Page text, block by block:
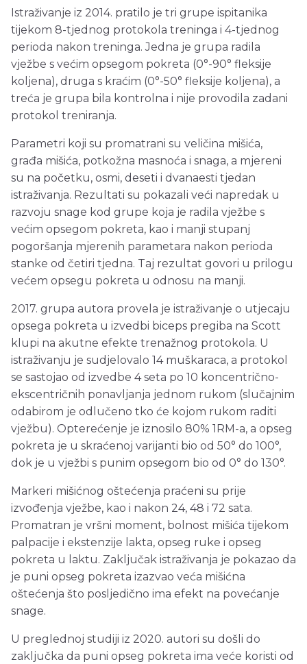
Istraživanje iz 2014. pratilo je tri grupe ispitanika
tijekom 8-tjednog protokola treninga i 4-tjednog
perioda nakon treninga. Jedna je grupa radila
vježbe s većim opsegom pokreta (0°-90° fleksije
koljena), druga s kraćim (0°-50° fleksije koljena), a
treća je grupa bila kontrolna i nije provodila zadani
protokol treniranja.
Parametri koji su promatrani su veličina mišića,
građa mišića, potkožna masnoća i snaga, a mjereni
su na početku, osmi, deseti i dvanaesti tjedan
istraživanja. Rezultati su pokazali veći napredak u
razvoju snage kod grupe koja je radila vježbe s
većim opsegom pokreta, kao i manji stupanj
pogoršanja mjerenih parametara nakon perioda
stanke od četiri tjedna. Taj rezultat govori u prilogu
većem opsegu pokreta u odnosu na manji.
2017. grupa autora provela je istraživanje o utjecaju
opsega pokreta u izvedbi biceps pregiba na Scott
klupi na akutne efekte trenažnog protokola. U
istraživanju je sudjelovalo 14 muškaraca, a protokol
se sastojao od izvedbe 4 seta po 10 koncentrično-
ekscentričnih ponavljanja jednom rukom (slučajnim
odabirom je odlučeno tko će kojom rukom raditi
vježbu). Opterećenje je iznosilo 80% 1RM-a, a opseg
pokreta je u skraćenoj varijanti bio od 50° do 100°,
dok je u vježbi s punim opsegom bio od 0° do 130°.
Markeri mišićnog oštećenja praćeni su prije
izvođenja vježbe, kao i nakon 24, 48 i 72 sata.
Promatran je vršni moment, bolnost mišića tijekom
palpacije i ekstenzije lakta, opseg ruke i opseg
pokreta u laktu. Zaključak istraživanja je pokazao da
je puni opseg pokreta izazvao veća mišićna
oštećenja što posljedično ima efekt na povećanje
snage.
U preglednoj studiji iz 2020. autori su došli do
zaključka da puni opseg pokreta ima veće koristi od